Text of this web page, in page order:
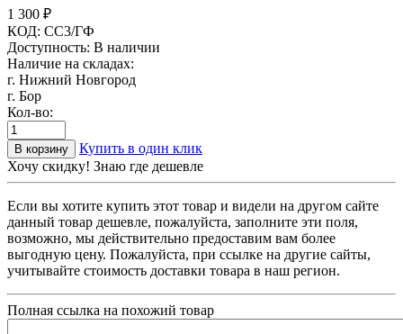
1 300 ₽
КОД: СС3/ГФ
Доступность: В наличии
Наличие на складах:
г. Нижний Новгород
г. Бор
Кол-во:
В корзину
Купить в один клик
Хочу скидку! Знаю где дешевле
Если вы хотите купить этот товар и видели на другом сайте
данный товар дешевле, пожалуйста, заполните эти поля,
возможно, мы действительно предоставим вам более
выгодную цену. Пожалуйста, при ссылке на другие сайты,
учитывайте стоимость доставки товара в наш регион.
Полная ссылка на похожий товар